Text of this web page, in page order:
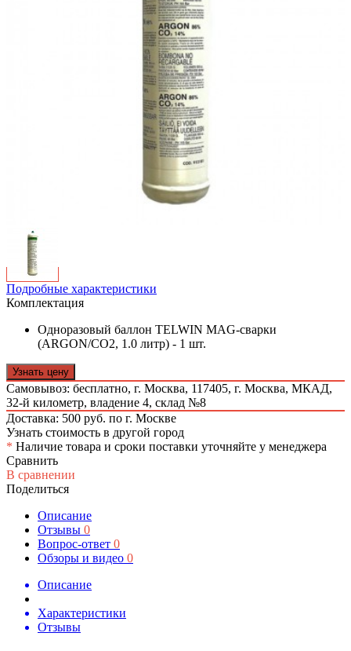
Подробные характеристики
Комплектация
Одноразовый баллон TELWIN MAG-сварки
(ARGON/CO2, 1.0 литр) - 1 шт.
Узнать цену
Самовывоз: бесплатно, г. Москва, 117405, г. Москва, МКАД,
32-й километр, владение 4, склад №8
Доставка: 500 руб. по г. Москве
Узнать стоимость в другой город
* Наличие товара и сроки поставки уточняйте у менеджера
Сравнить
В сравнении
Поделиться
Описание
Отзывы 0
Вопрос-ответ 0
Обзоры и видео 0
Описание
Характеристики
Отзывы